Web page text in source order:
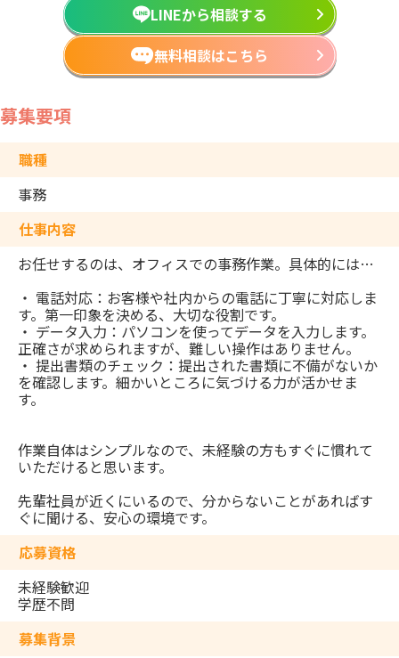
LINEから相談する
無料相談はこちら
募集要項
職種
事務
仕事内容
お任せするのは、オフィスでの事務作業。具体的には…
・ 電話対応：お客様や社内からの電話に丁寧に対応しま
す。第一印象を決める、大切な役割です。
・ データ入力：パソコンを使ってデータを入力します。
正確さが求められますが、難しい操作はありません。
・ 提出書類のチェック：提出された書類に不備がないか
を確認します。細かいところに気づける力が活かせま
す。
作業自体はシンプルなので、未経験の方もすぐに慣れて
いただけると思います。
先輩社員が近くにいるので、分からないことがあればす
ぐに聞ける、安心の環境です。
応募資格
未経験歓迎
学歴不問
募集背景